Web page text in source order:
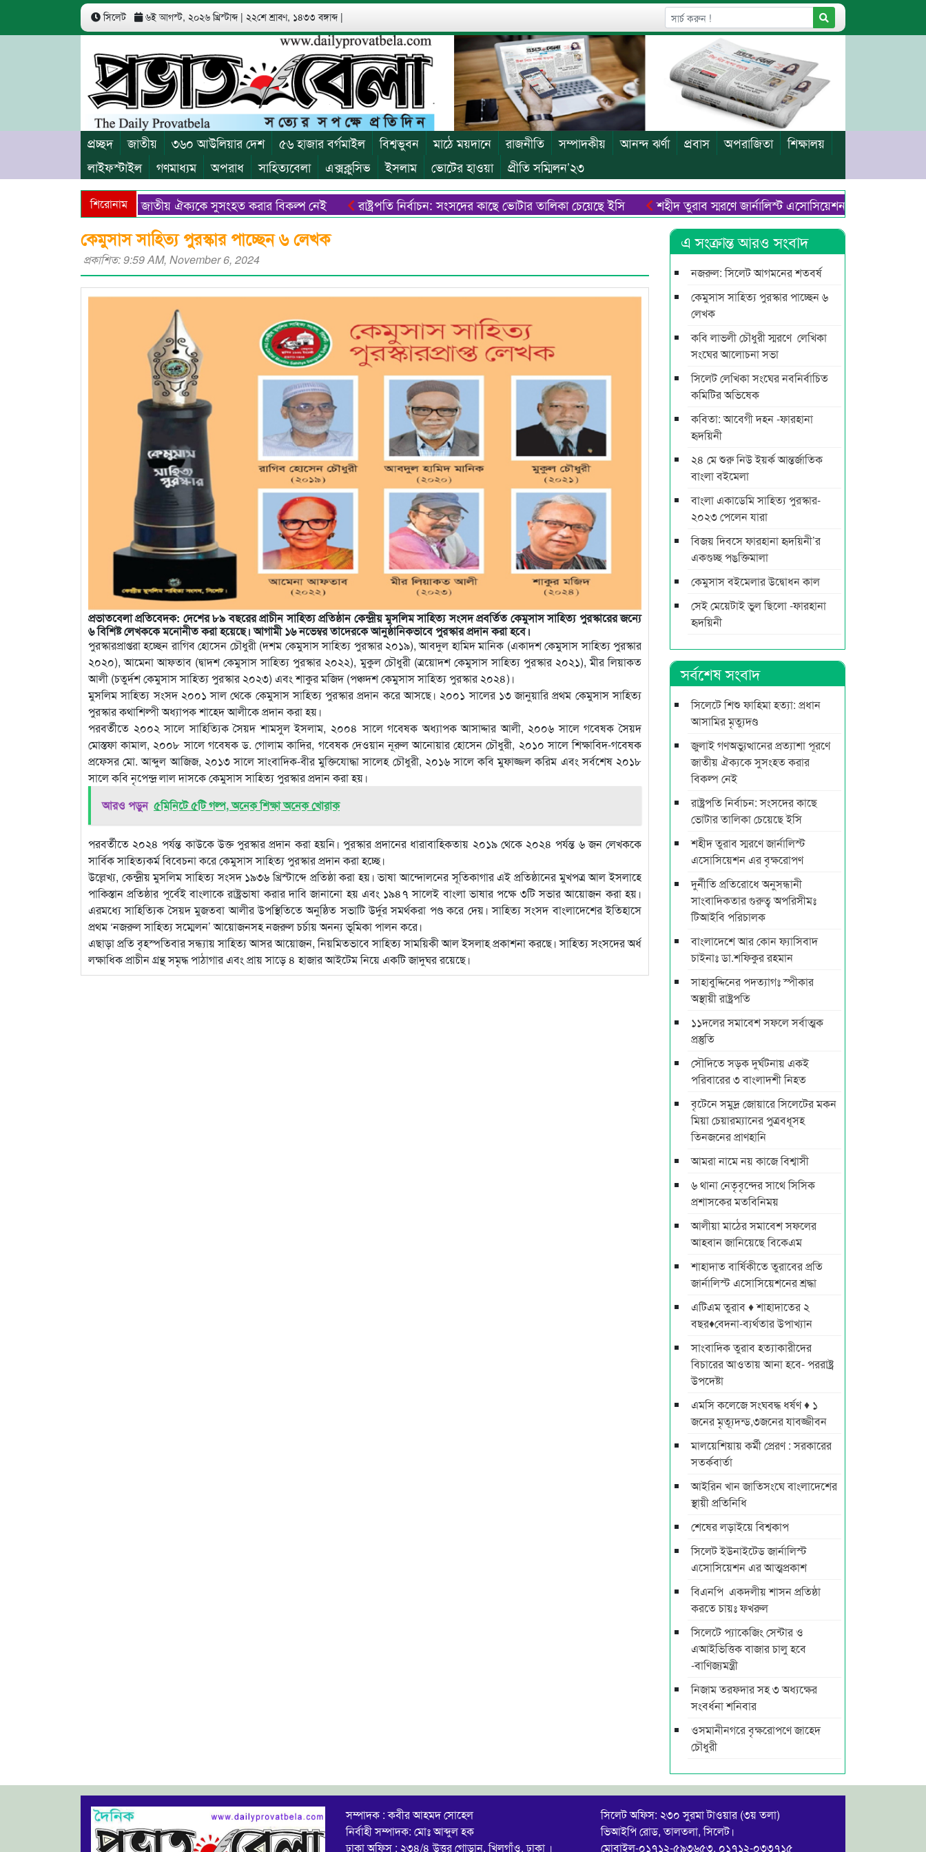
সিলেট ৬ই আগস্ট, ২০২৬ খ্রিস্টাব্দ | ২২শে শ্রাবণ, ১৪৩৩ বঙ্গাব্দ |
প্রচ্ছদ জাতীয় ৩৬০ আউলিয়ার দেশ ৫৬ হাজার বর্গমাইল বিশ্বভুবন মাঠে ময়দানে রাজনীতি সম্পাদকীয় আনন্দ ঝর্ণা প্রবাস অপরাজিতা
শিক্ষালয়
লাইফস্টাইল
গণমাধ্যম অপরাধ সাহিত্যবেলা এক্সক্লুসিভ ইসলাম ভোটের হাওয়া প্রীতি সম্মিলন’২৩
শিরোনাম
প্রত্যাশা পূরণে জাতীয় ঐক্যকে সুসংহত করার বিকল্প নেই রাষ্ট্রপতি নির্বাচন: সংসদের কাছে ভোটার তালিকা চেয়েছে ইসি শহীদ তুরাব স্মরণে জার্নালিস্ট এসোসিয়েশন এর বৃক্ষরোপণ
কেমুসাস সাহিত্য পুরস্কার পাচ্ছেন ৬ লেখক
প্রকাশিত: 9:59 AM, November 6, 2024
প্রভাতবেলা প্রতিবেদক: দেশের ৮৯ বছরের প্রাচীন সাহিত্য প্রতিষ্ঠান কেন্দ্রীয় মুসলিম সাহিত্য সংসদ প্রবর্তিত কেমুসাস সাহিত্য পুরস্কারের জন্যে
৬ বিশিষ্ট লেখককে মনোনীত করা হয়েছে। আগামী ১৬ নভেম্বর তাদেরকে আনুষ্ঠানিকভাবে পুরস্কার প্রদান করা হবে।
পুরস্কারপ্রাপ্তরা হচ্ছেন রাগিব হোসেন চৌধুরী (দশম কেমুসাস সাহিত্য পুরস্কার ২০১৯), আবদুল হামিদ মানিক (একাদশ কেমুসাস সাহিত্য পুরস্কার
২০২০), আমেনা আফতাব (দ্বাদশ কেমুসাস সাহিত্য পুরস্কার ২০২২), মুকুল চৌধুরী (ত্রয়োদশ কেমুসাস সাহিত্য পুরস্কার ২০২১), মীর লিয়াকত
আলী (চতুর্দশ কেমুসাস সাহিত্য পুরস্কার ২০২৩) এবং শাকুর মজিদ (পঞ্চদশ কেমুসাস সাহিত্য পুরস্কার ২০২৪)।
মুসলিম সাহিত্য সংসদ ২০০১ সাল থেকে কেমুসাস সাহিত্য পুরস্কার প্রদান করে আসছে। ২০০১ সালের ১৩ জানুয়ারি প্রথম কেমুসাস সাহিত্য
পুরস্কার কথাশিল্পী অধ্যাপক শাহেদ আলীকে প্রদান করা হয়।
পরবর্তীতে ২০০২ সালে সাহিত্যিক সৈয়দ শামসুল ইসলাম, ২০০৪ সালে গবেষক অধ্যাপক আসাদ্দার আলী, ২০০৬ সালে গবেষক সৈয়দ
মোস্তফা কামাল, ২০০৮ সালে গবেষক ড. গোলাম কাদির, গবেষক দেওয়ান নূরুল আনোয়ার হোসেন চৌধুরী, ২০১০ সালে শিক্ষাবিদ-গবেষক
প্রফেসর মো. আব্দুল আজিজ, ২০১৩ সালে সাংবাদিক-বীর মুক্তিযোদ্ধা সালেহ চৌধুরী, ২০১৬ সালে কবি মুফাজ্জল করিম এবং সর্বশেষ ২০১৮
সালে কবি নৃপেন্দ্র লাল দাসকে কেমুসাস সাহিত্য পুরস্কার প্রদান করা হয়।
আরও পড়ুন ৫মিনিটে ৫টি গল্প, অনেক শিক্ষা অনেক খোরাক
পরবর্তীতে ২০২৪ পর্যন্ত কাউকে উক্ত পুরস্কার প্রদান করা হয়নি। পুরস্কার প্রদানের ধারাবাহিকতায় ২০১৯ থেকে ২০২৪ পর্যন্ত ৬ জন লেখককে
সার্বিক সাহিত্যকর্ম বিবেচনা করে কেমুসাস সাহিত্য পুরস্কার প্রদান করা হচ্ছে।
উল্লেখ্য, কেন্দ্রীয় মুসলিম সাহিত্য সংসদ ১৯৩৬ খ্রিস্টাব্দে প্রতিষ্ঠা করা হয়। ভাষা আন্দোলনের সূতিকাগার এই প্রতিষ্ঠানের মুখপত্র আল ইসলাহে
পাকিস্তান প্রতিষ্ঠার পূর্বেই বাংলাকে রাষ্ট্রভাষা করার দাবি জানানো হয় এবং ১৯৪৭ সালেই বাংলা ভাষার পক্ষে ৩টি সভার আয়োজন করা হয়।
এরমধ্যে সাহিত্যিক সৈয়দ মুজতবা আলীর উপস্থিতিতে অনুষ্ঠিত সভাটি উর্দুর সমর্থকরা পণ্ড করে দেয়। সাহিত্য সংসদ বাংলাদেশের ইতিহাসে
প্রথম ‘নজরুল সাহিত্য সম্মেলন’ আয়োজনসহ নজরুল চর্চায় অনন্য ভূমিকা পালন করে।
এছাড়া প্রতি বৃহস্পতিবার সন্ধ্যায় সাহিত্য আসর আয়োজন, নিয়মিতভাবে সাহিত্য সাময়িকী আল ইসলাহ প্রকাশনা করছে। সাহিত্য সংসদের অর্ধ
লক্ষাধিক প্রাচীন গ্রন্থ সমৃদ্ধ পাঠাগার এবং প্রায় সাড়ে ৪ হাজার আইটেম নিয়ে একটি জাদুঘর রয়েছে।
এ সংক্রান্ত আরও সংবাদ
নজরুল: সিলেট আগমনের শতবর্ষ
কেমুসাস সাহিত্য পুরস্কার পাচ্ছেন ৬
লেখক
কবি লাভলী চৌধুরী স্মরণে লেখিকা
সংঘের আলোচনা সভা
সিলেট লেখিকা সংঘের নবনির্বাচিত
কমিটির অভিষেক
কবিতা: আবেগী দহন -ফারহানা
হৃদয়িনী
২৪ মে শুরু নিউ ইয়র্ক আন্তর্জাতিক
বাংলা বইমেলা
বাংলা একাডেমি সাহিত্য পুরস্কার-
২০২৩ পেলেন যারা
বিজয় দিবসে ফারহানা হৃদয়িনী’র
একগুচ্ছ পঙক্তিমালা
কেমুসাস বইমেলার উদ্বোধন কাল
সেই মেয়েটাই ভুল ছিলো -ফারহানা
হৃদয়িনী
সর্বশেষ সংবাদ
সিলেটে শিশু ফাহিমা হত্যা: প্রধান
আসামির মৃত্যুদণ্ড
জুলাই গণঅভ্যুত্থানের প্রত্যাশা পূরণে
জাতীয় ঐক্যকে সুসংহত করার
বিকল্প নেই
রাষ্ট্রপতি নির্বাচন: সংসদের কাছে
ভোটার তালিকা চেয়েছে ইসি
শহীদ তুরাব স্মরণে জার্নালিস্ট
এসোসিয়েশন এর বৃক্ষরোপণ
দুর্নীতি প্রতিরোধে অনুসন্ধানী
সাংবাদিকতার গুরুত্ব অপরিসীমঃ
টিআইবি পরিচালক
বাংলাদেশে আর কোন ফ্যাসিবাদ
চাইনাঃ ডা.শফিকুর রহমান
সাহাবুদ্দিনের পদত্যাগঃ স্পীকার
অস্থায়ী রাষ্ট্রপতি
১১দলের সমাবেশ সফলে সর্বাত্মক
প্রস্তুতি
সৌদিতে সড়ক দুর্ঘটনায় একই
পরিবারের ৩ বাংলাদশী নিহত
বৃটেনে সমুদ্র জোয়ারে সিলেটের মকন
মিয়া চেয়ারম্যানের পুত্রবধূসহ
তিনজনের প্রাণহানি
আমরা নামে নয় কাজে বিশ্বাসী
৬ থানা নেতৃবৃন্দের সাথে সিসিক
প্রশাসকের মতবিনিময়
আলীয়া মাঠের সমাবেশ সফলের
আহবান জানিয়েছে বিকেএম
শাহাদাত বার্ষিকীতে তুরাবের প্রতি
জার্নালিস্ট এসোসিয়েশনের শ্রদ্ধা
এটিএম তুরাব ♦ শাহাদাতের ২
বছর♦বেদনা-ব্যর্থতার উপাখ্যান
সাংবাদিক তুরাব হত্যাকারীদের
বিচারের আওতায় আনা হবে- পররাষ্ট্র
উপদেষ্টা
এমসি কলেজে সংঘবদ্ধ ধর্ষণ ♦ ১
জনের মৃত্যূদন্ড,৩জনের যাবজ্জীবন
মালয়েশিয়ায় কর্মী প্রেরণ : সরকারের
সতর্কবার্তা
আইরিন খান জাতিসংঘে বাংলাদেশের
স্থায়ী প্রতিনিধি
শেষের লড়াইয়ে বিশ্বকাপ
সিলেট ইউনাইটেড জার্নালিস্ট
এসোসিয়েশন এর আত্মপ্রকাশ
বিএনপি একদলীয় শাসন প্রতিষ্ঠা
করতে চায়ঃ ফখরুল
সিলেটে প্যাকেজিং সেন্টার ও
এআইভিত্তিক বাজার চালু হবে
-বাণিজ্যমন্ত্রী
নিজাম তরফদার সহ ৩ অধ্যক্ষের
সংবর্ধনা শনিবার
ওসমানীনগরে বৃক্ষরোপণে জাহেদ
চৌধুরী
সম্পাদক : কবীর আহমদ সোহেল
নির্বাহী সম্পাদক: মোঃ আব্দুল হক
ঢাকা অফিস : ২৩৪/৪ উত্তর গোড়ান, খিলগাঁও, ঢাকা ।
সিলেট অফিস: ২৩০ সুরমা টাওয়ার (৩য় তলা)
ভিআইপি রোড, তালতলা, সিলেট।
মোবাইল-০১৭১২-৫৯৩৬৫৩, ০১৭১২-০৩৩৭১৫